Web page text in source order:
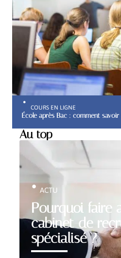
COURS EN LIGNE
École après Bac : comment savoir
Au top
Pourquoi faire
cabinet de
spécialisé ?
ACTU